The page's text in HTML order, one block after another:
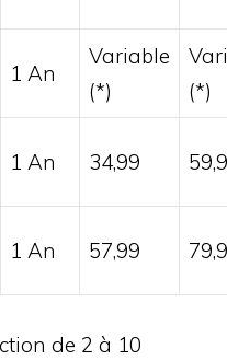
1 An
Variable
(*)
(*)
1 An 34,99
1 An 57,99
de 2 à 10